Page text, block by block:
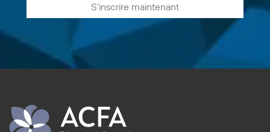
S'inscrire maintenant